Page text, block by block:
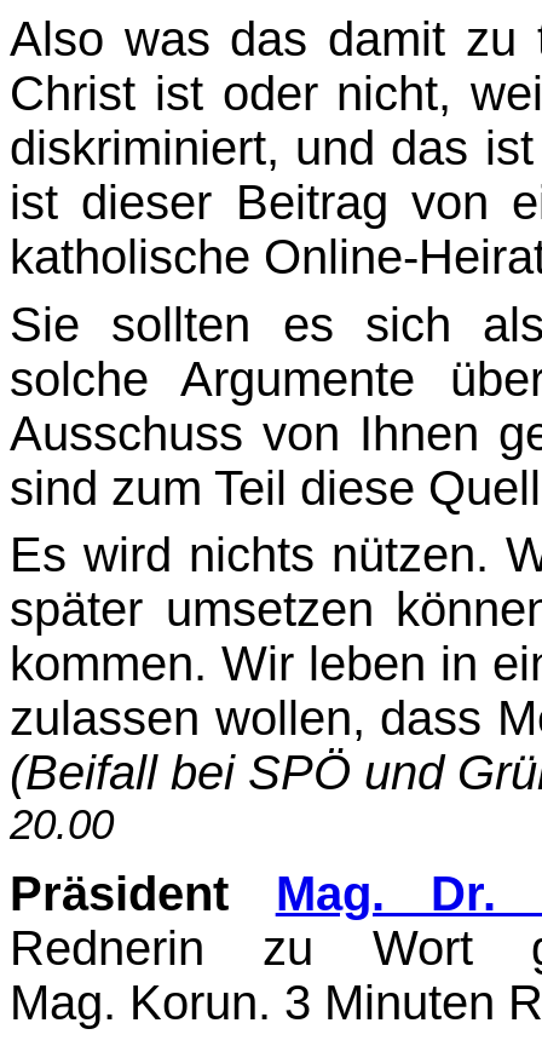
Also was das damit zu
Christ ist oder nicht,
diskriminiert, und das
ist dieser Beitrag von
katholische Online-
Sie sollten es sich
solche Argumente
Ausschuss von Ihnen
sind zum Teil diese
Es wird nichts nützen.
später umsetzen
kommen. Wir leben in
zulassen wollen, dass
(Beifall bei SPÖ und
20.00
Präsident Mag. Dr.
Rednerin zu Wort
Mag. Korun. 3 Minuten